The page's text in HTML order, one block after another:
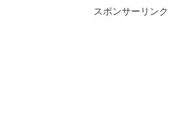
スポンサーリンク